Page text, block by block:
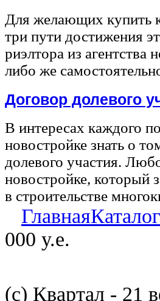
Для желающих купить
три пути достижения
риэлтора из агентства
либо же
Договор долевого
В интересах каждого
новостройке знать о
долевого участия.
новостройке, который
в строительстве
ГлавнаяКаталог
000 у.е.
(с) Квартал - 21